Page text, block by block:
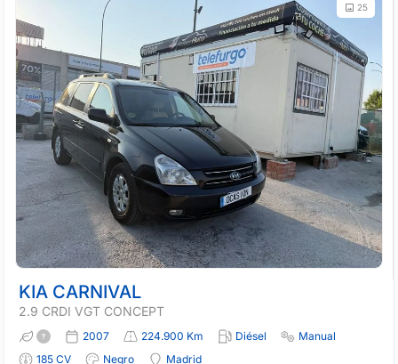
25
KIA CARNIVAL
2.9 CRDI VGT CONCEPT
2007 224.900 Km Diésel
Manual
185 CV
Negro
Madrid